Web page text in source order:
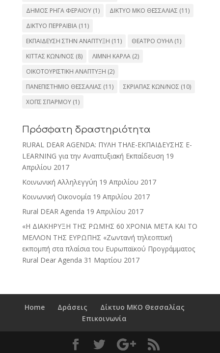
ΔΗΜΟΣ ΡΗΓΑ ΦΕΡΑΙΟΥ(1) ΔΙΚΤΥΟ ΜΚΟ ΘΕΣΣΑΛΙΑΣ (11)
ΔΙΚΤΥΟ ΠΕΡΡΑΙΒΙΑ(11)
ΕΚΠΑΙΔΕΥΣΗ ΣΤΗΝ ΑΝΑΠΤΥΞΗ (11) ΘΕΑΤΡΟ ΟΥΗΛ(1)
ΚΙΤΤΑΣ ΚΩΝ/ΝΟΣ (8) ΛΙΜΝΗ ΚΑΡΛΑ(2)
ΟΙΚΟΤΟΥΡΙΣΤΙΚΗ ΑΝΑΠΤΥΞΗ (2)
ΠΑΝΕΠΙΣΤΗΜΙΟ ΘΕΣΣΑΛΙΑΣ (11) ΣΚΡΙΑΠΑΣ ΚΩΝ/ΝΟΣ (10)
ΧΟΠΣ ΣΠΑΡΜΟΥ(1)
Πρόσφατη δραστηριότητα
RURAL DEAR AGENDA: ΠΥΛΗ ΤΗΛΕ-ΕΚΠΑΙΔΕΥΣΗΣ E-
LEARNING για την Αναπτυξιακή Εκπαίδευση 19
Απριλίου 2017
Κοινωνική Αλληλεγγύη 19 Απριλίου 2017
Κοινωνική Οικονομία 19 Απριλίου 2017
Rural DEAR Agenda 19 Απριλίου 2017
«Η ΔΙΑΚΗΡΥΞΗ ΤΗΣ ΡΩΜΗΣ 60 ΧΡΟΝΙΑ ΜΕΤΑ ΚΑΙ ΤΟ
ΜΕΛΛΟΝ ΤΗΣ ΕΥΡΩΠΗΣ «Ζωντανή τηλεοπτική
εκπομπή στα πλαίσια του Ευρωπαϊκού Προγράμματος
Rural Dear Agenda 31 Μαρτίου 2017
Home Δράσεις
Δίκτυο ΜΚΟ Θεσσαλίας
Επικοινωνία